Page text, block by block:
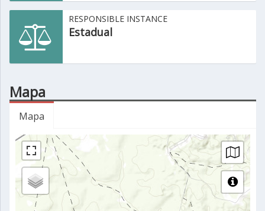
RESPONSIBLE INSTANCE
Estadual
Mapa
Mapa